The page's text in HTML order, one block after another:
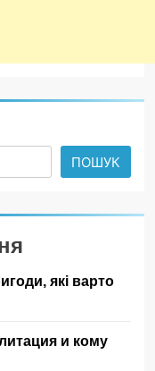
ПОШУК
які варто
и кому